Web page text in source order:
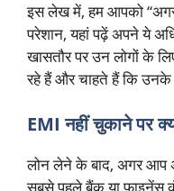
इस लेख में, हम आपको “अगर
परेशान, यहां पढ़ें अपने ये
खासतौर पर उन लोगों के
रहे हैं और चाहते हैं कि उनके
EMI नहीं चुकाने पर
लोन लेने के बाद, अगर आप
सबसे पहले बैंक या फाइनेंस